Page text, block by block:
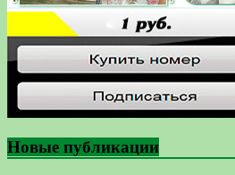
Новые публикации